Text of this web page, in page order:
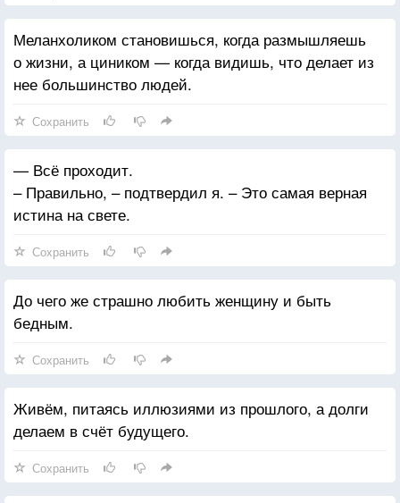
Меланхоликом становишься, когда размышляешь
о жизни, а циником — когда видишь, что делает из
нее большинство людей.
Сохранить
— Всё проходит.
– Правильно, – подтвердил я. – Это самая верная
истина на свете.
Сохранить
До чего же страшно любить женщину и быть
бедным.
Сохранить
Живём, питаясь иллюзиями из прошлого, а долги
делаем в счёт будущего.
Сохранить